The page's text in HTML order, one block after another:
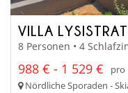
VILLA
8 Personen • 4
988 € - 1 529 €
pro
Nördliche Sporaden -